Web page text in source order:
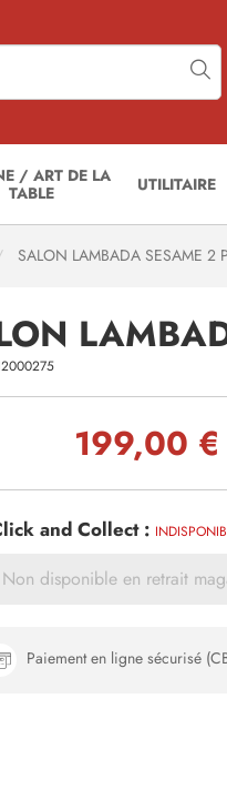
/ ART DE LA
TABLE
UTILITAIRE
SALON LAMBADA SESAME 2
199,00 €
and Collect :
Non disponible en retrait
Paiement en ligne sécurisé